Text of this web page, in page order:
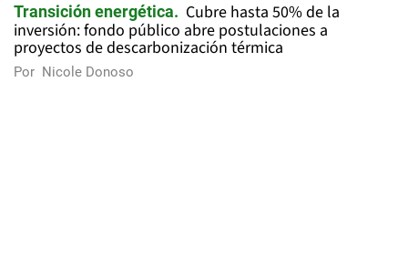
Transición energética
Cubre hasta 50% de la
inversión: fondo público abre postulaciones a
proyectos de descarbonización térmica
Por Nicole Donoso